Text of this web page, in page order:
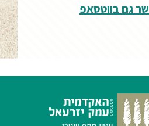
גם בווטסאפ